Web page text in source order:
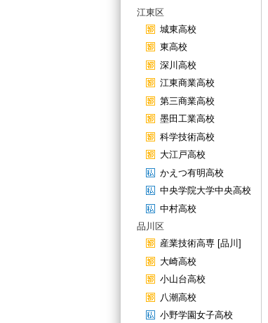
江東区
城東高校
東高校
深川高校
江東商業高校
第三商業高校
墨田工業高校
科学技術高校
大江戸高校
かえつ有明高校
中央学院大学中央高校
中村高校
品川区
産業技術高専 [品川]
大崎高校
小山台高校
八潮高校
小野学園女子高校